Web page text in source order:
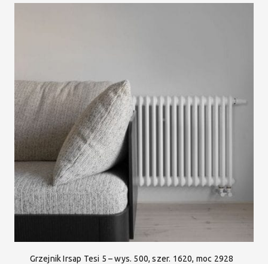
Grzejnik Irsap Tesi 5 – wys. 500, szer. 1620, moc 2928